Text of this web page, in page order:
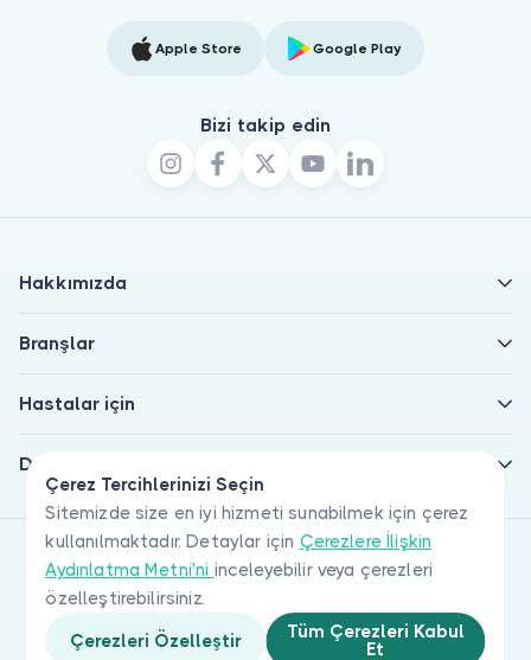
Çerez Tercihlerinizi Seçin
Sitemizde size en iyi hizmeti sunabilmek için çerez
kullanılmaktadır. Detaylar için Çerezlere İlişkin
Aydınlatma Metni'ni inceleyebilir veya çerezleri
özelleştirebilirsiniz.
Çerezleri Özelleştir
Tüm Çerezleri Kabul
Et
Apple Store Google Play
Bizi takip edin
Hakkımızda
Branşlar
Hastalar için
Doktorlar için